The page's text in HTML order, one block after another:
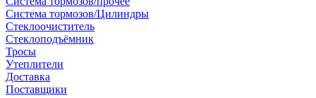
Система тормозов/Цилиндры
Стеклоочиститель
Стеклоподъёмник
Тросы
Утеплители
Доставка
Поставщики